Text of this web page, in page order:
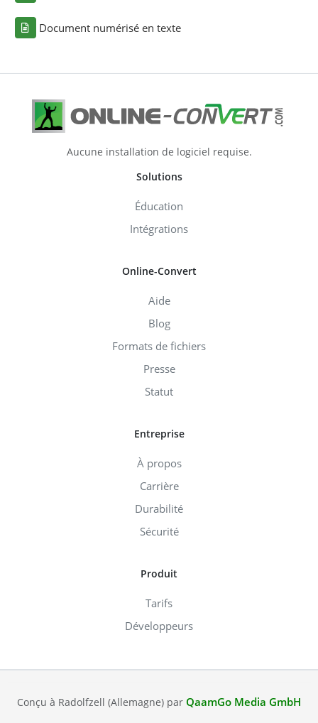
Document numérisé en texte
Aucune installation de logiciel requise.
Solutions
Éducation
Intégrations
Online-Convert
Aide
Blog
Formats de fichiers
Presse
Statut
Entreprise
À propos
Carrière
Durabilité
Sécurité
Produit
Tarifs
Développeurs
Conçu à Radolfzell (Allemagne) par QaamGo Media GmbH